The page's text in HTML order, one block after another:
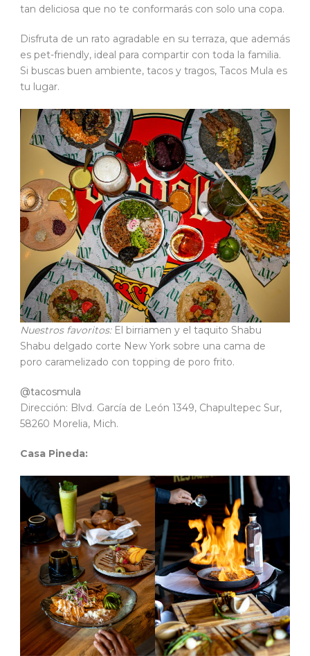
tan deliciosa que no te conformarás con solo una copa.
Disfruta de un rato agradable en su terraza, que además
es pet-friendly, ideal para compartir con toda la familia.
Si buscas buen ambiente, tacos y tragos, Tacos Mula es
tu lugar.
Nuestros favoritos:El birriamen y el taquito Shabu
Shabu delgado corte New York sobre una cama de
poro caramelizado con topping de poro frito.
@tacosmula
Dirección: Blvd. García de León 1349, Chapultepec Sur,
58260 Morelia, Mich.
Casa Pineda: